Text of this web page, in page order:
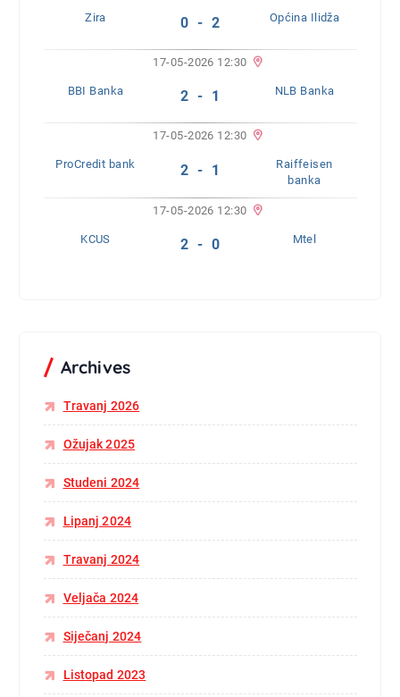
Zira 0 - 2 Općina Ilidža
17-05-2026 12:30
BBI Banka 2 - 1 NLB Banka
17-05-2026 12:30
ProCredit bank 2 - 1
Raiffeisen
banka
17-05-2026 12:30
KCUS 2 - 0 Mtel
Archives
Travanj 2026
Ožujak 2025
Studeni 2024
Lipanj 2024
Travanj 2024
Veljača 2024
Siječanj 2024
Listopad 2023